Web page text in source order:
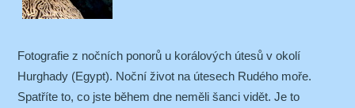
Fotografie z nočních ponorů u korálových útesů v okolí
Hurghady (Egypt). Noční život na útesech Rudého moře.
Spatříte to, co jste během dne neměli šanci vidět. Je to